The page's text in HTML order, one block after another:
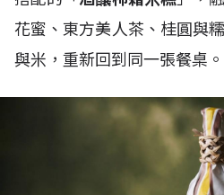
花蜜、東方美人茶、桂圓與
與米，重新回到同一張餐桌。